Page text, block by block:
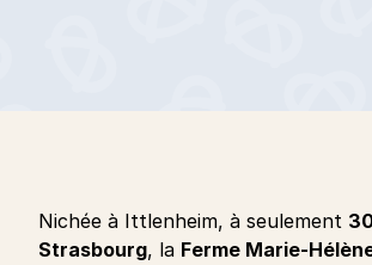
Nichée à Ittlenheim, à seulement
Strasbourg, la Ferme Marie-